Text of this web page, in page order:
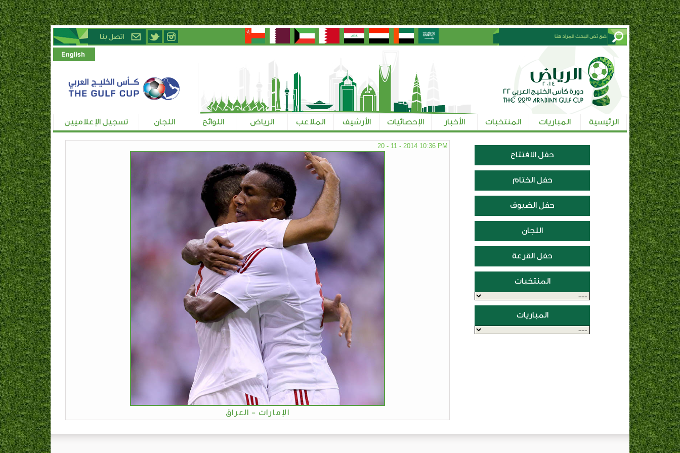
الرئيسية المباريات المنتخبات الأخبار الإحصائيات الأرشيف الملاعب الرياض اللوائح اللجان تسجيل الإعلاميين
حفل الافتتاح
حفل الختام
حفل الضيوف
اللجان
حفل القرعة
المنتخبات
المباريات
20 - 11 - 2014 10:36 PM
الإمارات - العراق